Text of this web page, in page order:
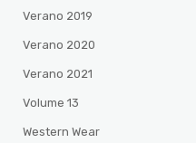
Verano 2019
Verano 2020
Verano 2021
Volume 13
Western Wear